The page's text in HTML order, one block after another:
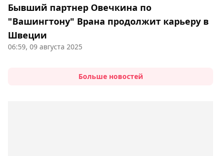
Бывший партнер Овечкина по
"Вашингтону" Врана продолжит карьеру в
Швеции
06:59, 09 августа 2025
Больше новостей